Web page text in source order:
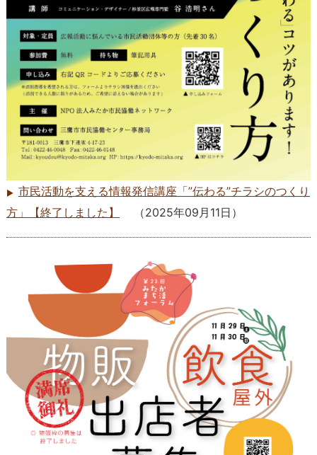
市民活動を支える情報発信講座「”伝わる”チラシのつくり
方」【終了しました】
（2025年09月11日 ）